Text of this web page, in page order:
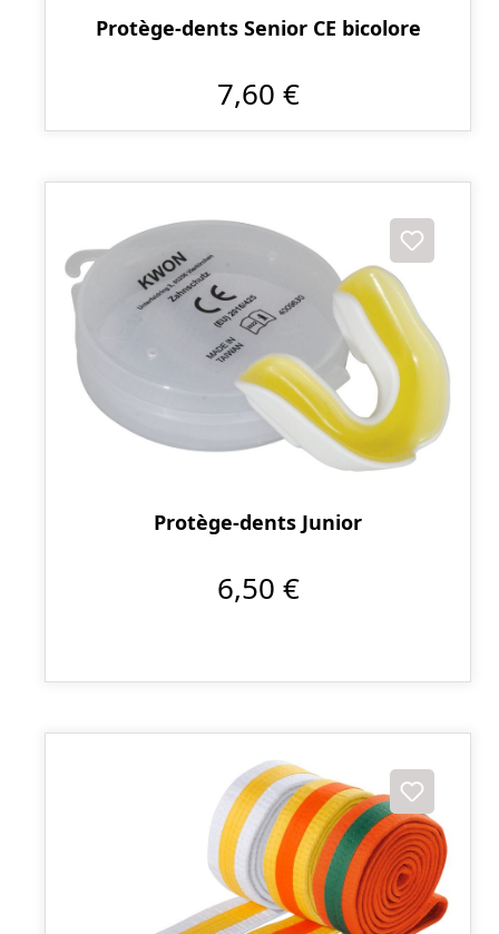
Protège-dents Senior CE bicolore
7,60 €
Protège-dents Junior
6,50 €